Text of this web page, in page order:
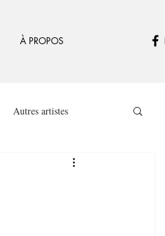
À PROPOS
Autres artistes